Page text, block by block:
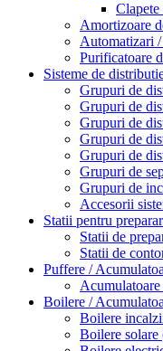
Clapete
Amortizoare
Automatizari
Purificatoare
Sisteme de
Grupuri de
Grupuri de
Grupuri de
Grupuri de
Grupuri de
Grupuri de
Grupuri de
Accesorii
Statii pentru
Statii de
Statii de
Puffere /
Acumulatoare
Boilere /
Boilere
Boilere solare